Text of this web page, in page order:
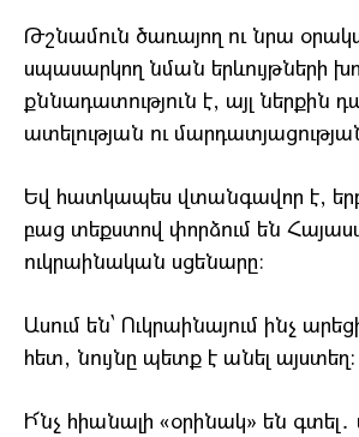
Թշնամուն ծառայող ու նրա
սպասարկող նման երևույթների
քննադատություն է, այլ ներքին
ատելության ու
Եվ հատկապես վտանգավոր է,
բաց տեքստով փորձում են
ուկրաինական սցենարը։
Ասում են՝ Ուկրաինայում ինչ
հետ, նույնը պետք է անել այստեղ:
Ի՜նչ հիանալի «օրինակ» են